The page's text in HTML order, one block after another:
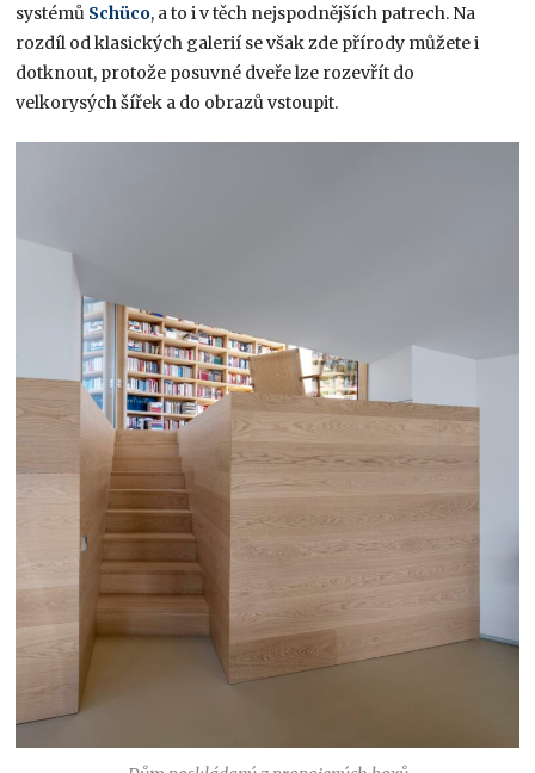
systémů Schüco, a to i v těch nejspodnějších patrech. Na
rozdíl od klasických galerií se však zde přírody můžete i
dotknout, protože posuvné dveře lze rozevřít do
velkorysých šířek a do obrazů vstoupit.